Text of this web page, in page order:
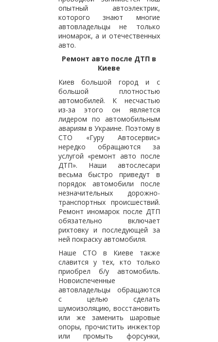
опытный автоэлектрик,
которого знают многие
автовладельцы не только
иномарок, а и отечественных
авто.
Ремонт авто после ДТП в
Киеве
Киев большой город и с
большой плотностью
автомобилей. К несчастью
из-за этого он является
лидером по автомобильным
авариям в Украине. Поэтому в
СТО «Гуру Автосервис»
нередко обращаются за
услугой «ремонт авто после
ДТП». Наши автослесари
весьма быстро приведут в
порядок автомобили после
незначительных дорожно-
транспортных происшествий.
Ремонт иномарок после ДТП
обязательно включает
рихтовку и последующей за
ней покраску автомобиля.
Наше СТО в Киеве также
славится у тех, кто только
приобрел б/у автомобиль.
Новоиспеченные
автовладельцы обращаются
с целью сделать
шумоизоляцию, восстановить
или же заменить шаровые
опоры, прочистить инжектор
или промыть форсунки,